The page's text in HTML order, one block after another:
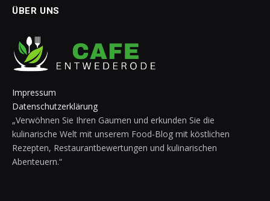
ÜBER UNS
Impressum
Datenschutzerklärung
„Verwöhnen Sie Ihren Gaumen und erkunden Sie die
kulinarische Welt mit unserem Food-Blog mit köstlichen
Rezepten, Restaurantbewertungen und kulinarischen
Abenteuern.“